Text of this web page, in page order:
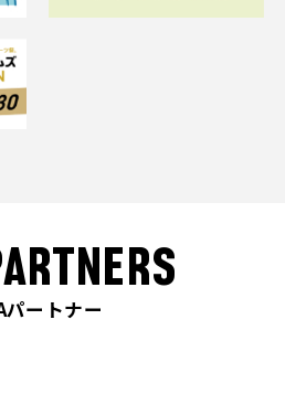
パートナー